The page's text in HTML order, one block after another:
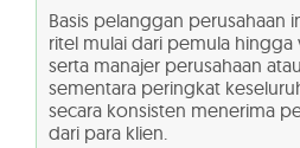
Basis pelanggan perusahaan
ritel mulai dari pemula
serta manajer perusahaan
sementara peringkat
secara konsisten menerima
dari para klien.